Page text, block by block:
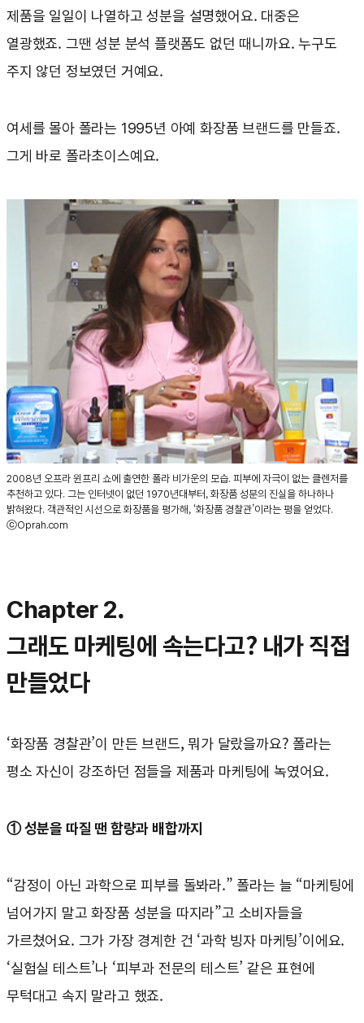
제품을 일일이 나열하고 성분을 설명했어요. 대중은
열광했죠. 그땐 성분 분석 플랫폼도 없던 때니까요. 누구도
주지 않던 정보였던 거예요.
여세를 몰아 폴라는 1995년 아예 화장품 브랜드를 만들죠.
그게 바로 폴라초이스예요.
2008년 오프라 윈프리 쇼에 출연한 폴라 비가운의 모습. 피부에 자극이 없는 클렌저를
추천하고 있다. 그는 인터넷이 없던 1970년대부터, 화장품 성분의 진실을 하나하나
밝혀왔다. 객관적인 시선으로 화장품을 평가해, ‘화장품 경찰관’이라는 평을 얻었다.
ⓒOprah.com
Chapter 2.
그래도 마케팅에 속는다고? 내가 직접
만들었다
‘화장품 경찰관’이 만든 브랜드, 뭐가 달랐을까요? 폴라는
평소 자신이 강조하던 점들을 제품과 마케팅에 녹였어요.
① 성분을 따질 땐 함량과 배합까지
“감정이 아닌 과학으로 피부를 돌봐라.” 폴라는 늘 “마케팅에
넘어가지 말고 화장품 성분을 따지라”고 소비자들을
가르쳤어요. 그가 가장 경계한 건 ‘과학 빙자 마케팅’이에요.
‘실험실 테스트’나 ‘피부과 전문의 테스트’ 같은 표현에
무턱대고 속지 말라고 했죠.